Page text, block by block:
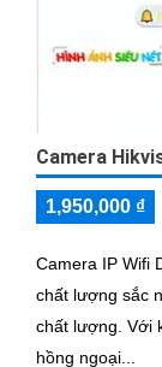
Camera
1,950,000 ₫
Camera IP Wifi
chất lượng sắc
chất lượng. Với khả năng xem được ban đêm thông qua
hồng ngoại...